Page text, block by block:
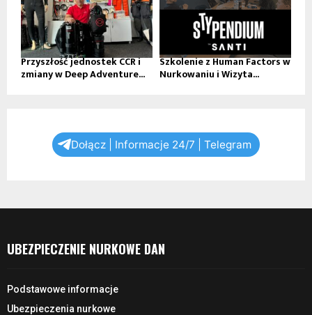
Przyszłość jednostek CCR i
zmiany w Deep Adventure...
Szkolenie z Human Factors w
Nurkowaniu i Wizyta...
Dołącz | Informacje 24/7 | Telegram
UBEZPIECZENIE NURKOWE DAN
Podstawowe informacje
Ubezpieczenia nurkowe